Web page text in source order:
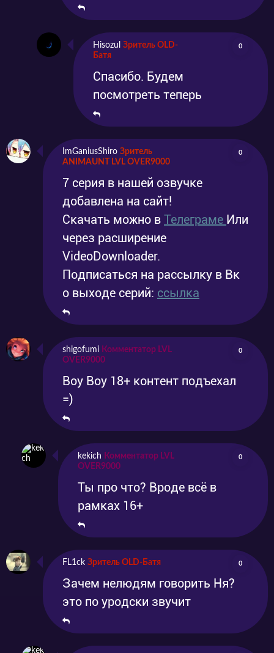
Hisozul Зритель OLD-
Батя
0
Спасибо. Будем
посмотреть теперь
ImGaniusShiro Зритель
ANIMAUNT LVL OVER9000
0
7 серия в нашей озвучке
добавлена на сайт!
Скачать можно в Телеграме Или
через расширение
VideoDownloader.
Подписаться на рассылку в Вк
о выходе серий: ссылка
shigofumi Комментатор LVL
OVER9000
0
Воу Воу 18+ контент подъехал
=)
kekich Комментатор LVL
OVER9000
0
Ты про что? Вроде всё в
рамках 16+
FL1ck Зритель OLD-Батя 0
Зачем нелюдям говорить Ня?
это по уродски звучит